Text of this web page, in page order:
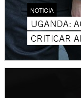
NOTICIA
UGANDA:
CRITICAR